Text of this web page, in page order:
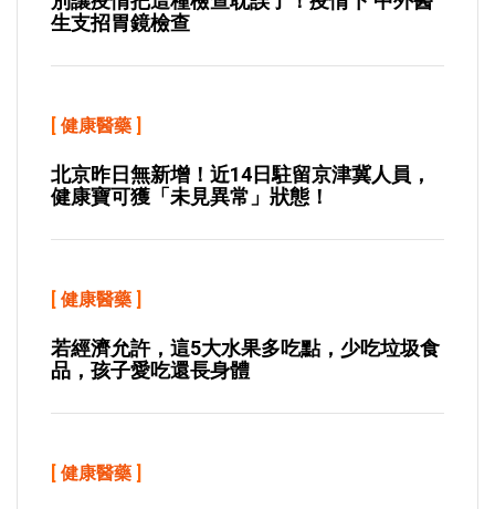
生支招胃鏡檢查
[ 健康醫藥 ]
北京昨日無新增！近14日駐留京津冀人員，
健康寶可獲「未見異常」狀態！
[ 健康醫藥 ]
若經濟允許，這5大水果多吃點，少吃垃圾食
品，孩子愛吃還長身體
[ 健康醫藥 ]